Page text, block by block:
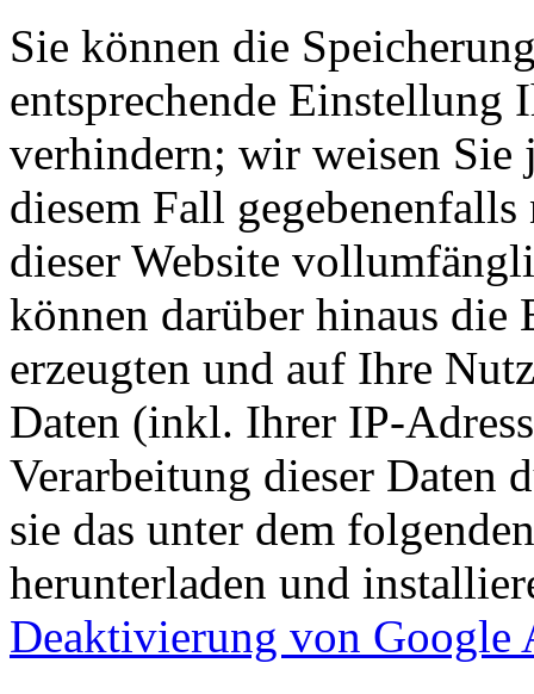
Sie können die
entsprechende Einstellung
verhindern; wir weisen Sie
diesem Fall
dieser Website
können darüber hinaus die
erzeugten und auf Ihre
Daten (inkl. Ihrer IP-
Verarbeitung dieser Daten
sie das unter dem
herunterladen und
Deaktivierung von Google